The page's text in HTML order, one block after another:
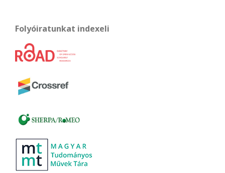
Folyóiratunkat indexeli